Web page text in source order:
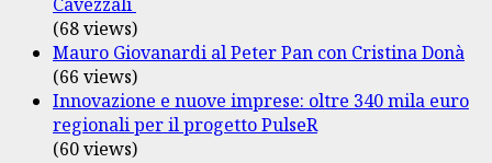
(68 views)
Mauro Giovanardi al Peter Pan con Cristina Donà
(66 views)
Innovazione e nuove imprese: oltre 340 mila euro
regionali per il progetto PulseR
(60 views)